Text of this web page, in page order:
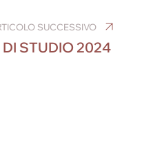
p
SUCCESSIVO
STUDIO 2024